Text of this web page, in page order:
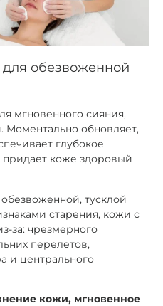
обезвоженной
мгновенного сияния,
Моментально обновляет,
глубокое
коже здоровый
тусклой
старения, кожи с
за: чрезмерного
перелетов,
и центрального
кожи, мгновенное